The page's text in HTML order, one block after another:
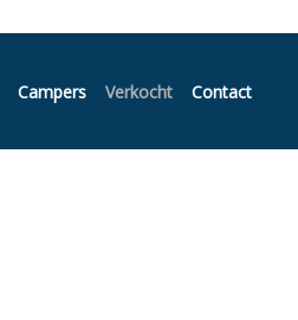
Campers Verkocht Contact